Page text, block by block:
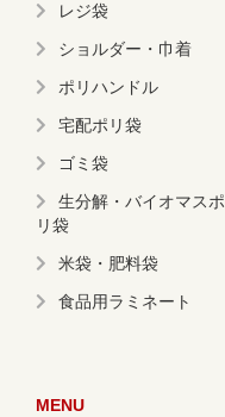
レジ袋
ショルダー・巾着
ポリハンドル
宅配ポリ袋
ゴミ袋
生分解・バイオマスポ
リ袋
米袋・肥料袋
食品用ラミネート
MENU